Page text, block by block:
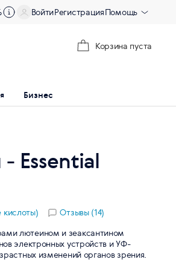
ВойтиРегистрацияПомощь
Корзина пуста
Бизнес
Essential
Отзывы (14)
лютеином и зеаксантином
электронных устройств и УФ-
изменений органов зрения.